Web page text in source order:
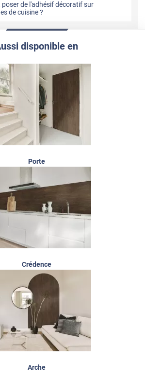
poser de l'adhésif décoratif sur
de cuisine ?
disponible en
Porte
Crédence
Arche